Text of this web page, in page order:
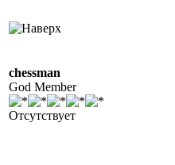
chessman
God Member
Отсутствует